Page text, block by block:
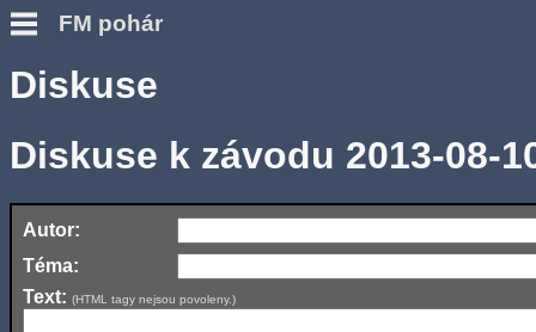
FM pohár
Diskuse
Diskuse k závodu 2013-08-
Autor:
Téma:
Text: (HTML tagy nejsou povoleny.)